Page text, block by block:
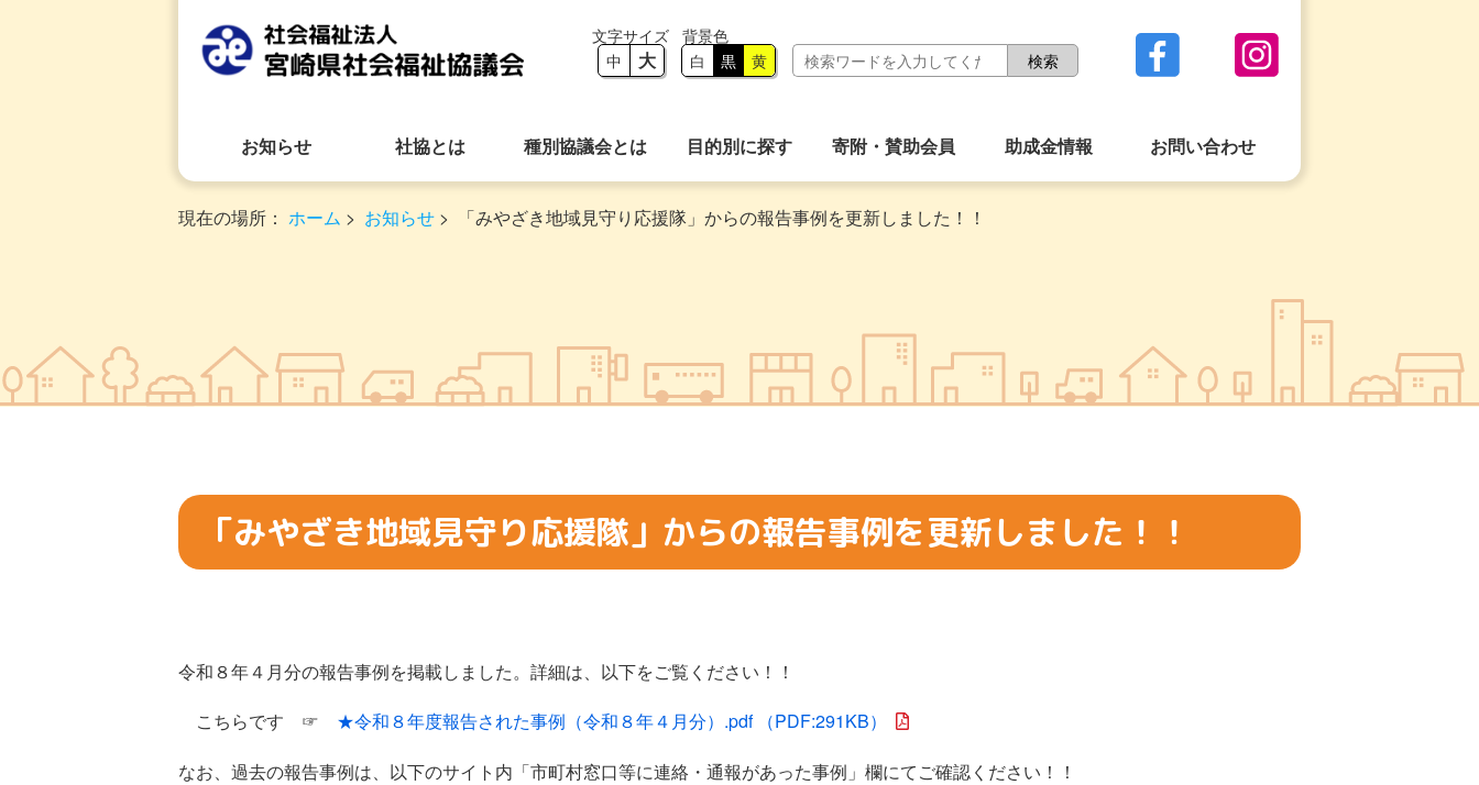
中 大 白 黒 黄
お知らせ 社協とは 種別協議会とは 目的別に探す 寄附・賛助会員 助成金情報 お問い合わせ
現在の場所： ホーム > お知らせ > 「みやざき地域見守り応援隊」からの報告事例を更新しました！！
「みやざき地域見守り応援隊」からの報告事例を更新しました！！
令和８年４月分の報告事例を掲載しました。詳細は、以下をご覧ください！！
こちらです ☞ ★令和８年度報告された事例（令和８年４月分）.pdf （PDF:291KB）
なお、過去の報告事例は、以下のサイト内「市町村窓口等に連絡・通報があった事例」欄にてご確認ください！！